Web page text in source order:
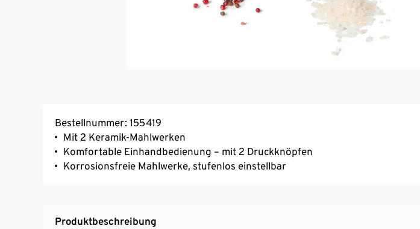
Bestellnummer: 155419
Mit 2 Keramik-Mahlwerken
Komfortable Einhandbedienung – mit 2 Druckknöpfen
Korrosionsfreie Mahlwerke, stufenlos einstellbar
Produktbeschreibung